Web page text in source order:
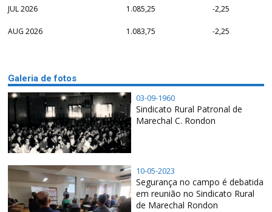
JUL 2026 1.085,25 -2,25
AUG 2026 1.083,75 -2,25
Galeria de fotos
03-09-1960
Sindicato Rural Patronal de
Marechal C. Rondon
10-05-2023
Segurança no campo é debatida
em reunião no Sindicato Rural
de Marechal Rondon